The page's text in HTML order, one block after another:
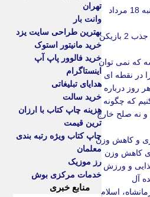
فال ابجد امروز یکشنبه 18 مرداد
پیشنهاد سپاهان برای جذب 2 بازیکن
که نمی توان
را در نقطه ای
روز درباره
که چگونه
و نه صلح خارج
و کاهش وزن
کاهش وزن
و ورزش
آل
اسلام
تهران
وانت بار
بهترین طراحی سایت یزد
خرید مانیتور استوک
خرید فالوور پاپ آپ
اینستاگرام
هدایای تبلیغاتی
خرید سالت
هزینه چاپ کتاب با ارزان
ترین قیمت
چاپ کتاب ویژه رتبه بندی
معلمان
رز موزیک
خدمات مرکزی بوش
منابع خبری